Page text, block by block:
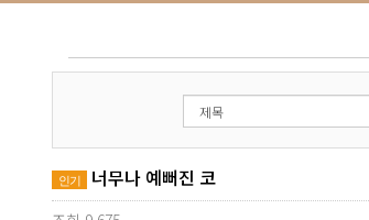
인기 너무나 예뻐진 코